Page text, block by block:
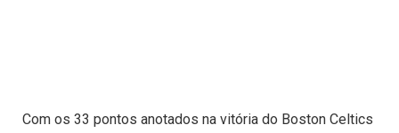
Com os 33 pontos anotados na vitória do Boston Celtics